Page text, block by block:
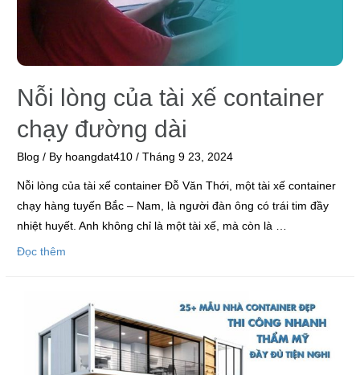
Nỗi lòng của tài xế container
chạy đường dài
Blog / By hoangdat410 /Tháng 9 23, 2024
Nỗi lòng của tài xế container Đỗ Văn Thới, một tài xế container
chạy hàng tuyến Bắc – Nam, là người đàn ông có trái tim đầy
nhiệt huyết. Anh không chỉ là một tài xế, mà còn là …
Đọc thêm